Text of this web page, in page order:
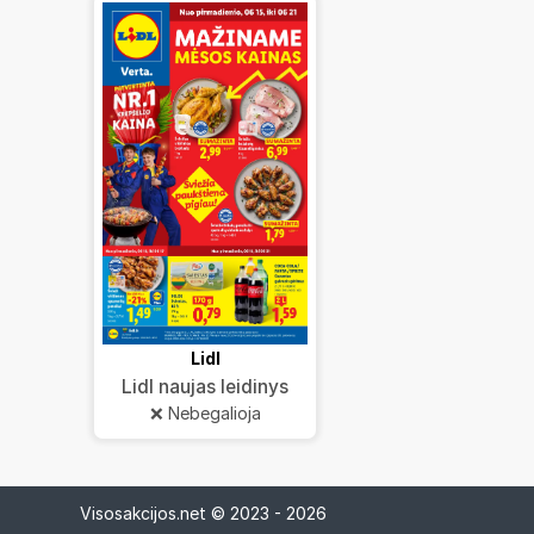
Lidl
Lidl naujas leidinys
❌ Nebegalioja
Visosakcijos.net © 2023 - 2026